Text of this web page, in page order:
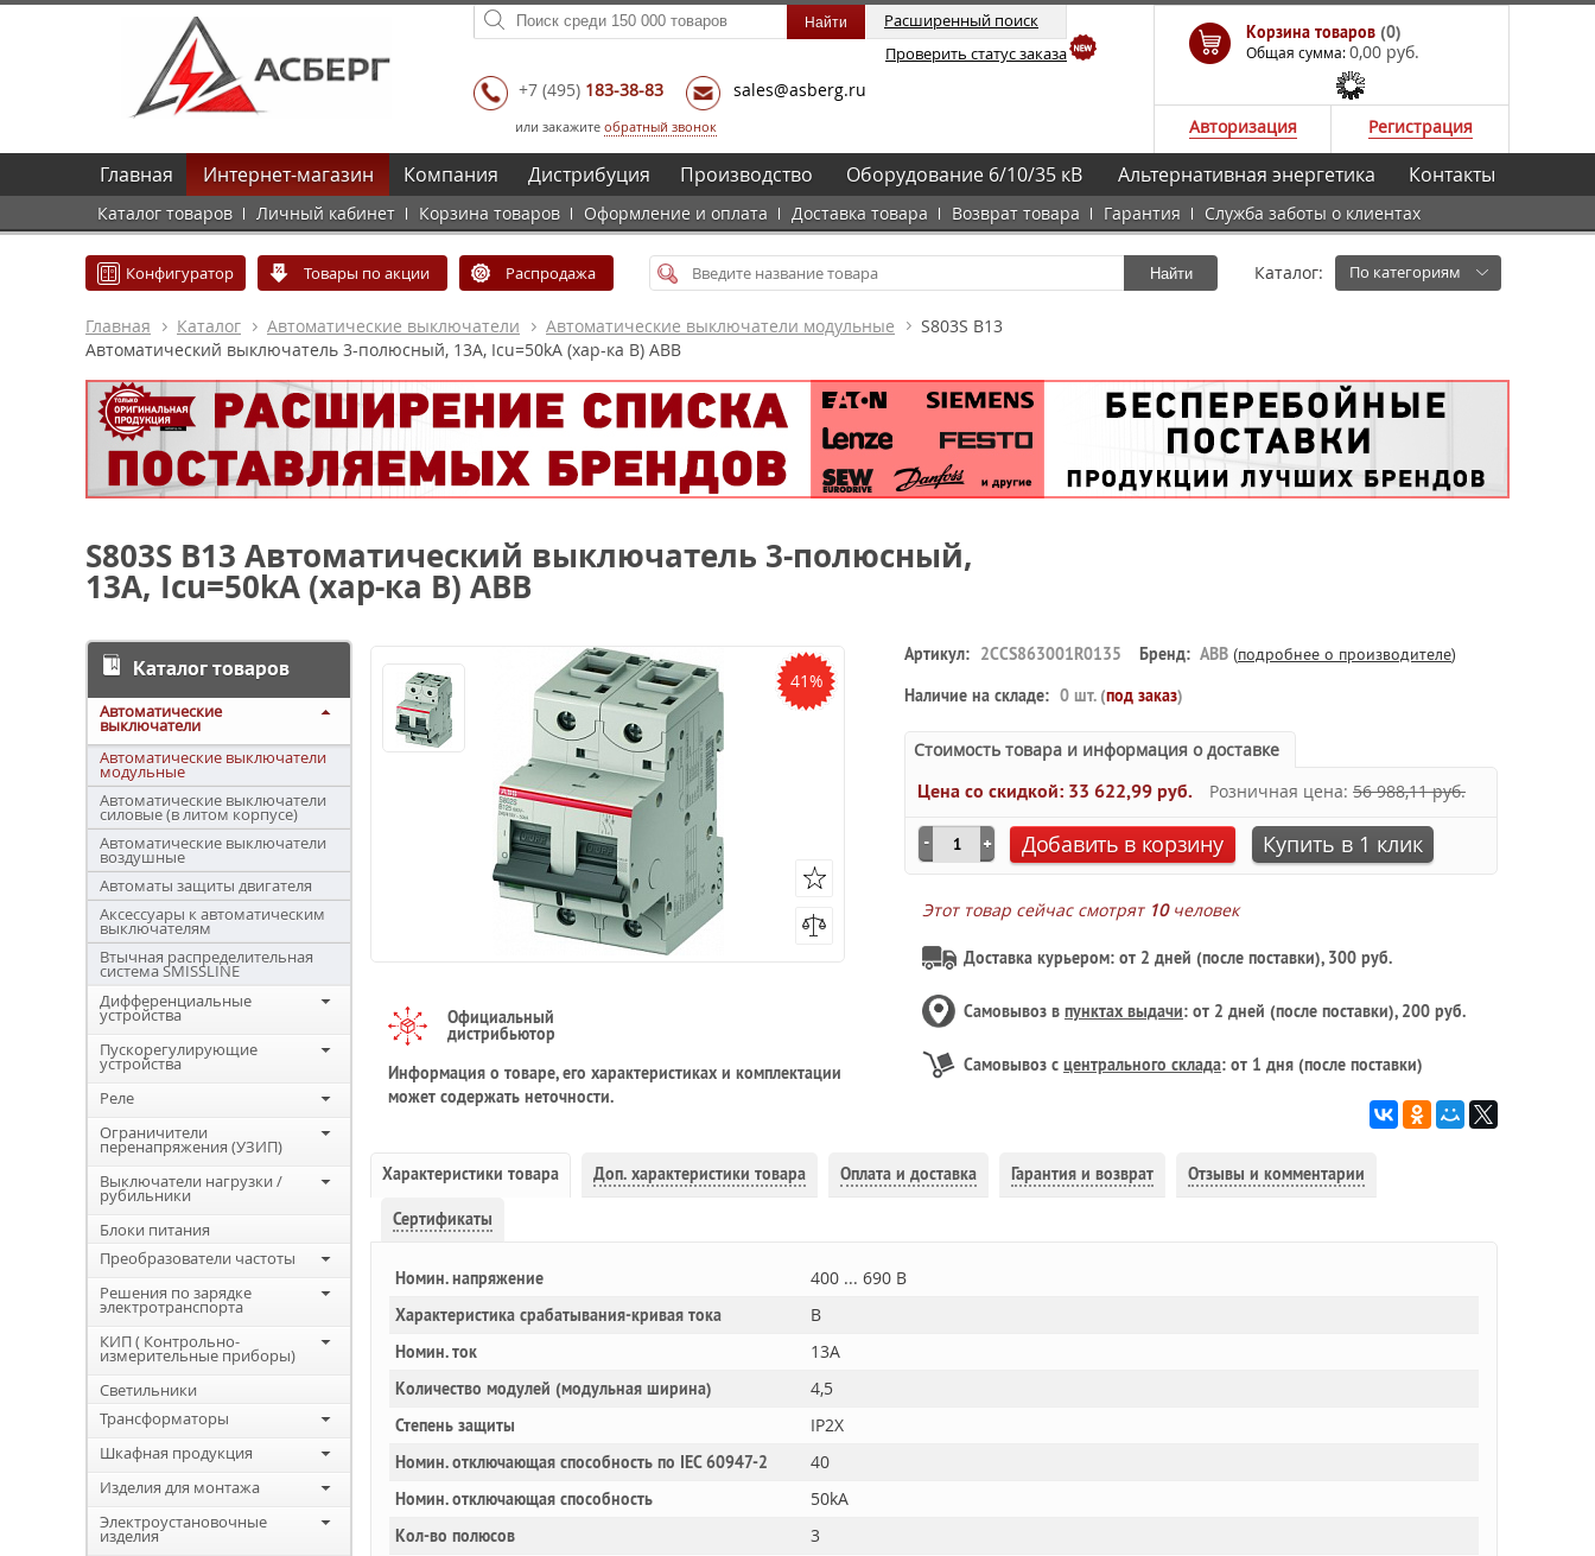
Расширенный поиск
Проверить статус заказа
+7 (495) 183-38-83 sales@asberg.ru
или закажите обратный звонок
Корзина товаров (0)
Общая сумма:0,00 руб.
Авторизация Регистрация
Главная Интернет-магазин
Каталог товаров Личный кабинет Корзина товаров Оформление и оплата Доставка товара Возврат товара Гарантия Служба заботы о клиентах
Компания Дистрибуция Производство Оборудование 6/10/35 кВ Альтернативная энергетика Контакты
Конфигуратор Товары по акции Распродажа Найти Каталог: По категориям
Главная Каталог Автоматические выключатели Автоматические выключатели модульные
S803S B13
Автоматический выключатель 3-полюсный, 13А, Icu=50kA (хар-ка B) ABB
S803S B13 Автоматический выключатель 3-полюсный,
13А, Icu=50kA (хар-ка B) ABB
Каталог товаров
Автоматические
выключатели
Автоматические выключатели
модульные
Автоматические выключатели
силовые (в литом корпусе)
Автоматические выключатели
воздушные
Автоматы защиты двигателя
Аксессуары к автоматическим
выключателям
Втычная распределительная
система SMISSLINE
Дифференциальные
устройства
Пускорегулирующие
устройства
Реле
Ограничители
перенапряжения (УЗИП)
Выключатели нагрузки /
рубильники
Блоки питания
Преобразователи частоты
Решения по зарядке
электротранспорта
КИП ( Контрольно-
измерительные приборы)
Светильники
Трансформаторы
Шкафная продукция
Изделия для монтажа
Электроустановочные
изделия
41%
Официальный
дистрибьютор
Информация о товаре, его характеристиках и комплектации
может содержать неточности.
Артикул: 2CCS863001R0135 Бренд: ABB (подробнее о производителе)
Наличие на складе: 0 шт. (под заказ)
Стоимость товара и информация о доставке
Цена со скидкой: 33 622,99 руб. Розничная цена: 56 988,11 руб.
Добавить в корзину Купить в 1 клик
Этот товар сейчас смотрят 10человек
Доставка курьером: от 2 дней (после поставки), 300 руб.
Самовывоз в пунктах выдачи: от 2 дней (после поставки), 200 руб.
Самовывоз с центрального склада: от 1 дня (после поставки)
Характеристики товара Доп. характеристики товара Оплата и доставка Гарантия и возврат Отзывы и комментарии
Сертификаты
Номин. напряжение 400 ... 690 В
Характеристика срабатывания-кривая тока B
Номин. ток 13A
Количество модулей (модульная ширина) 4,5
Степень защиты IP2X
Номин. отключающая способность по IEC 60947-2 40
Номин. отключающая способность 50kA
Кол-во полюсов 3